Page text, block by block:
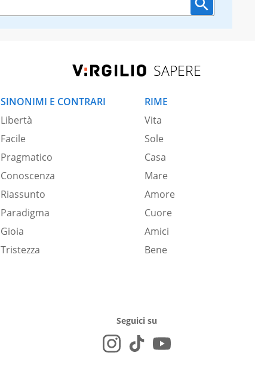
SAPERE
SINONIMI E CONTRARI
Libertà
Facile
Pragmatico
Conoscenza
Riassunto
Paradigma
Gioia
Tristezza
RIME
Vita
Sole
Casa
Mare
Amore
Cuore
Amici
Bene
Seguici su